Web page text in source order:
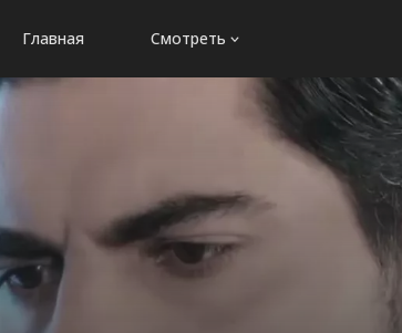
Главная Смотреть